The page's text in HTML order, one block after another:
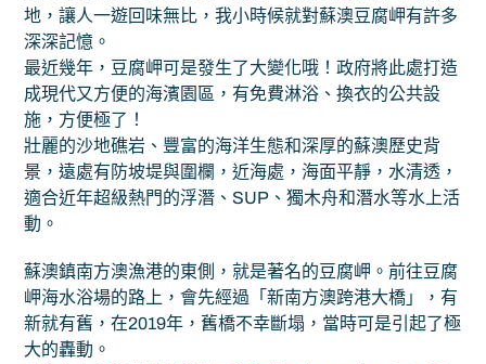
地，讓人一遊回味無比，我小時候就對蘇澳豆腐岬有許多
深深記憶。
最近幾年，豆腐岬可是發生了大變化哦！政府將此處打造
成現代又方便的海濱園區，有免費淋浴、換衣的公共設
施，方便極了！
壯麗的沙地礁岩、豐富的海洋生態和深厚的蘇澳歷史背
景，遠處有防坡堤與圍欄，近海處，海面平靜，水清透，
適合近年超級熱門的浮潛、SUP、獨木舟和潛水等水上活
動。
蘇澳鎮南方澳漁港的東側，就是著名的豆腐岬。前往豆腐
岬海水浴場的路上，會先經過「新南方澳跨港大橋」，有
新就有舊，在2019年，舊橋不幸斷塌，當時可是引起了極
大的轟動。